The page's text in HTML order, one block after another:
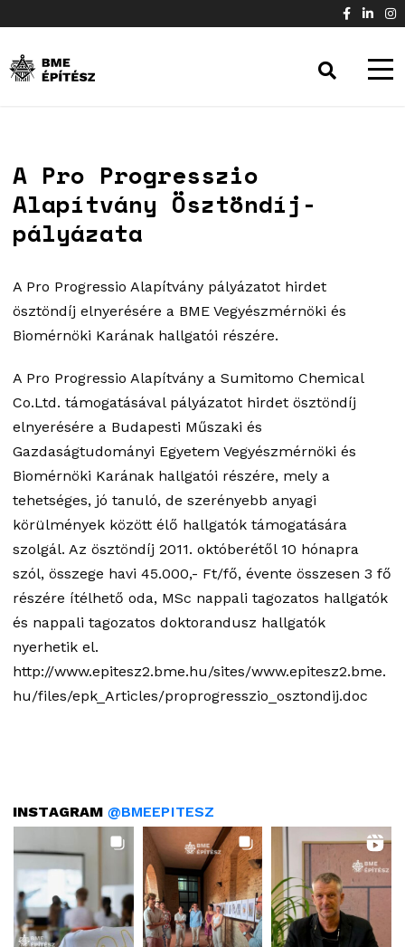
A Pro Progresszio
Alapítvány Ösztöndíj-
pályázata
A Pro Progressio Alapítvány pályázatot hirdet
ösztöndíj elnyerésére a BME Vegyészmérnöki és
Biomérnöki Karának hallgatói részére.
A Pro Progressio Alapítvány a Sumitomo Chemical
Co.Ltd. támogatásával pályázatot hirdet ösztöndíj
elnyerésére a Budapesti Műszaki és
Gazdaságtudományi Egyetem Vegyészmérnöki és
Biomérnöki Karának hallgatói részére, mely a
tehetséges, jó tanuló, de szerényebb anyagi
körülmények között élő hallgatók támogatására
szolgál. Az ösztöndíj 2011. októberétől 10 hónapra
szól, összege havi 45.000,- Ft/fő, évente összesen 3 fő
részére ítélhető oda, MSc nappali tagozatos hallgatók
és nappali tagozatos doktorandusz hallgatók
nyerhetik el.
http://www.epitesz2.bme.hu/sites/www.epitesz2.bme.
hu/files/epk_Articles/proprogresszio_osztondij.doc
INSTAGRAM @BMEEPITESZ